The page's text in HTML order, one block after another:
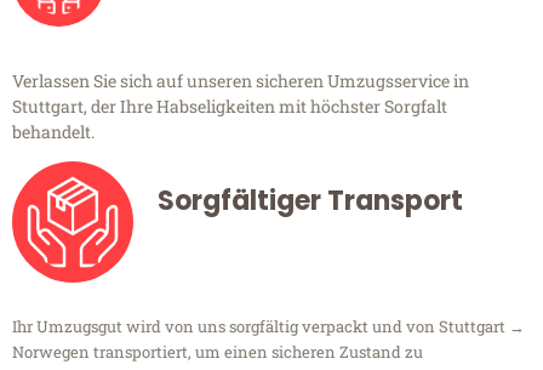
Verlassen Sie sich auf unseren sicheren Umzugsservice in
Stuttgart, der Ihre Habseligkeiten mit höchster Sorgfalt
behandelt.
Sorgfältiger Transport
Ihr Umzugsgut wird von uns sorgfältig verpackt und von Stuttgart →
Norwegen transportiert, um einen sicheren Zustand zu